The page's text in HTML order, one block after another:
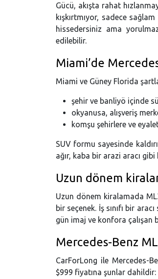
Gücü, akışta rahat
kışkırtmıyor, sadece
hissedersiniz ama
edilebilir.
Miami’de
Miami ve Güney Florida
şehir ve banliyö içinde
okyanusa, alışveriş
komşu şehirlere ve
SUV formu sayesinde
ağır, kaba bir arazi aracı
Uzun dönem
Uzun dönem kiralamada
bir seçenek. İş sınıfı bir
gün imaj ve konfora çalışan
Mercedes-Benz
CarForLong ile Mercedes-
$999 fiyatına şunlar dahildir: